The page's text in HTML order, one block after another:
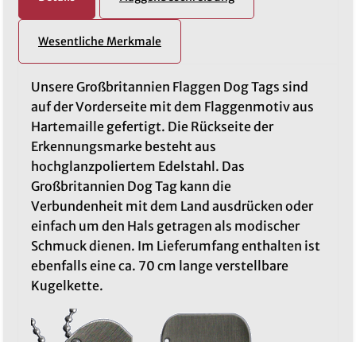
Wesentliche Merkmale
Unsere Großbritannien Flaggen Dog Tags sind
auf der Vorderseite mit dem Flaggenmotiv aus
Hartemaille gefertigt. Die Rückseite der
Erkennungsmarke besteht aus
hochglanzpoliertem Edelstahl. Das
Großbritannien Dog Tag kann die
Verbundenheit mit dem Land ausdrücken oder
einfach um den Hals getragen als modischer
Schmuck dienen. Im Lieferumfang enthalten ist
ebenfalls eine ca. 70 cm lange verstellbare
Kugelkette.